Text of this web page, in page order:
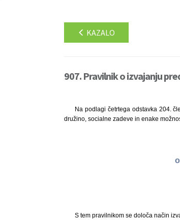
KAZALO
907. Pravilnik o izvajanju
Na podlagi četrtega odstavka 204.
družino, socialne zadeve in enake
S tem pravilnikom se določa način